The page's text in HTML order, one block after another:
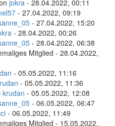
jokra - 28.04.2022, 00:11
- 27.04.2022, 09:19
- 27.04.2022, 15:20
- 28.04.2022, 00:26
- 28.04.2022, 06:38
Mitglied - 28.04.2022,
- 05.05.2022, 11:16
- 05.05.2022, 11:36
krudan - 05.05.2022, 12:08
- 06.05.2022, 06:47
- 06.05.2022, 11:49
Mitglied - 15.05.2022,